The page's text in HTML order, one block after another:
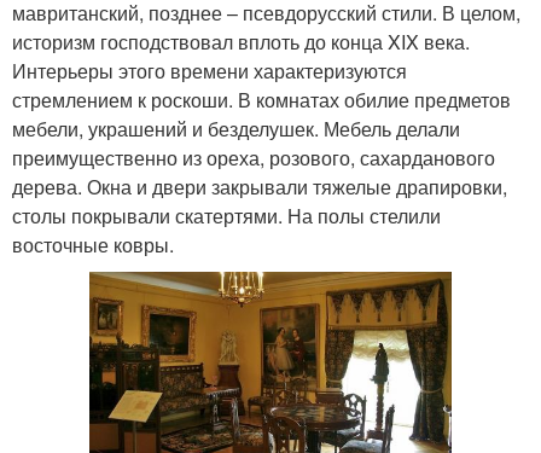
мавританский, позднее – псевдорусский стили. В целом,
историзм господствовал вплоть до конца XIX века.
Интерьеры этого времени характеризуются
стремлением к роскоши. В комнатах обилие предметов
мебели, украшений и безделушек. Мебель делали
преимущественно из ореха, розового, сахарданового
дерева. Окна и двери закрывали тяжелые драпировки,
столы покрывали скатертями. На полы стелили
восточные ковры.